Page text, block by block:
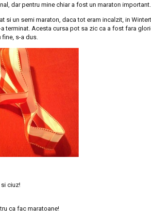
dar pentru mine chiar a fost un maraton important.
si un semi maraton, daca tot eram incalzit, in
terminat. Acesta cursa pot sa zic ca a fost fara
fine, s-a dus.
si ciuz!
ca fac maratoane!